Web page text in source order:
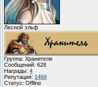
Лесной эльф
Группа: Хранители
Сообщений: 628
Награды: 4
Репутация: 1450
Статус: Offline